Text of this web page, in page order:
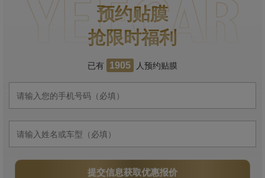
预约贴膜
抢限时福利
已有 1905 人预约贴膜
提交信息获取优惠报价